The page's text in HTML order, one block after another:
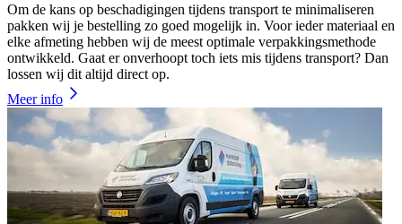
Om de kans op beschadigingen tijdens transport te minimaliseren
pakken wij je bestelling zo goed mogelijk in. Voor ieder materiaal en
elke afmeting hebben wij de meest optimale verpakkingsmethode
ontwikkeld. Gaat er onverhoopt toch iets mis tijdens transport? Dan
lossen wij dit altijd direct op.
Meer info